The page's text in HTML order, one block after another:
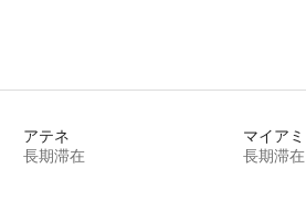
アテネ
長期滞在
マイアミ
長期滞在